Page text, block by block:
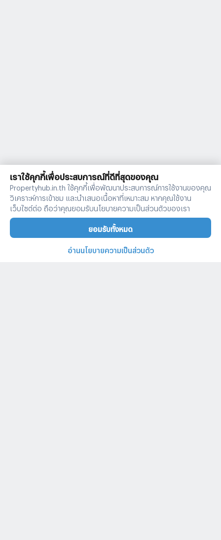
เราใช้คุกกี้เพื่อประสบการณ์ที่ดีที่สุดของคุณ
Propertyhub.in.th ใช้คุกกี้เพื่อพัฒนาประสบการณ์การใช้งานของคุณ
วิเคราะห์การเข้าชม และนำเสนอเนื้อหาที่เหมาะสม หากคุณใช้งาน
เว็บไซต์ต่อ ถือว่าคุณยอมรับนโยบายความเป็นส่วนตัวของเรา
ยอมรับทั้งหมด
อ่านนโยบายความเป็นส่วนตัว